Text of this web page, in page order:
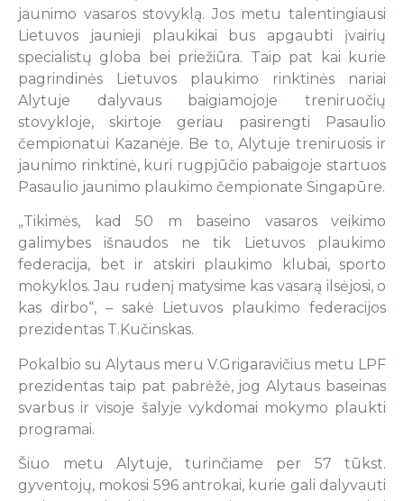
jaunimo vasaros stovyklą. Jos metu talentingiausi
Lietuvos jaunieji plaukikai bus apgaubti įvairių
specialistų globa bei priežiūra. Taip pat kai kurie
pagrindinės Lietuvos plaukimo rinktinės nariai
Alytuje dalyvaus baigiamojoje treniruočių
stovykloje, skirtoje geriau pasirengti Pasaulio
čempionatui Kazanėje. Be to, Alytuje treniruosis ir
jaunimo rinktinė, kuri rugpjūčio pabaigoje startuos
Pasaulio jaunimo plaukimo čempionate Singapūre.
„Tikimės, kad 50 m baseino vasaros veikimo
galimybes išnaudos ne tik Lietuvos plaukimo
federacija, bet ir atskiri plaukimo klubai, sporto
mokyklos. Jau rudenį matysime kas vasarą ilsėjosi, o
kas dirbo“, – sakė Lietuvos plaukimo federacijos
prezidentas T.Kučinskas.
Pokalbio su Alytaus meru V.Grigaravičius metu LPF
prezidentas taip pat pabrėžė, jog Alytaus baseinas
svarbus ir visoje šalyje vykdomai mokymo plaukti
programai.
Šiuo metu Alytuje, turinčiame per 57 tūkst.
gyventojų, mokosi 596 antrokai, kurie gali dalyvauti